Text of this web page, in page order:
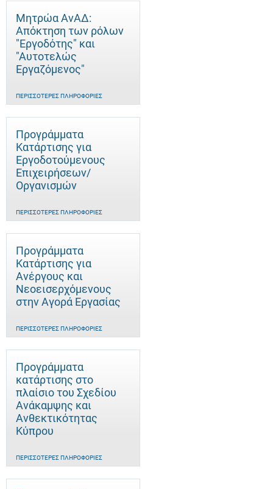
Μητρώα ΑνΑΔ:
Απόκτηση των ρόλων
"Εργοδότης" και
"Αυτοτελώς
Eργαζόμενος"
ΠΕΡΙΣΣΌΤΕΡΕΣ ΠΛΗΡΟΦΟΡΊΕΣ
Προγράμματα
Κατάρτισης για
Εργοδοτούμενους
Επιχειρήσεων/
Οργανισμών
ΠΕΡΙΣΣΌΤΕΡΕΣ ΠΛΗΡΟΦΟΡΊΕΣ
Προγράμματα
Κατάρτισης για
Ανέργους και
Νεοεισερχόμενους
στην Αγορά Εργασίας
ΠΕΡΙΣΣΌΤΕΡΕΣ ΠΛΗΡΟΦΟΡΊΕΣ
Προγράμματα
κατάρτισης στο
πλαίσιο του Σχεδίου
Ανάκαμψης και
Ανθεκτικότητας
Κύπρου
ΠΕΡΙΣΣΌΤΕΡΕΣ ΠΛΗΡΟΦΟΡΊΕΣ